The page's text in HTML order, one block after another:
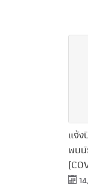
แจ้ง
พบนั